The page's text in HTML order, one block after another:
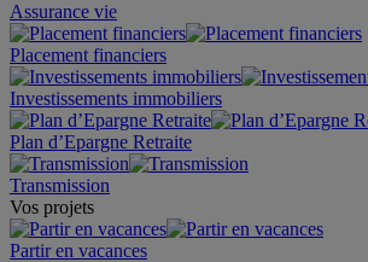
Assurance vie
Placement financiers
Investissements immobiliers
Plan d’Epargne Retraite
Transmission
Vos projets
Partir en vacances